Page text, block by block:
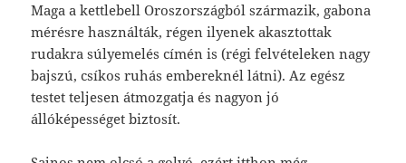
Maga a kettlebell Oroszországból származik, gabona
mérésre használták, régen ilyenek akasztottak
rudakra súlyemelés címén is (régi felvételeken nagy
bajszú, csíkos ruhás embereknél látni). Az egész
testet teljesen átmozgatja és nagyon jó
állóképességet biztosít.